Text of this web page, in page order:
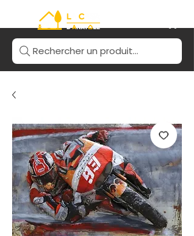
Rechercher un produit...